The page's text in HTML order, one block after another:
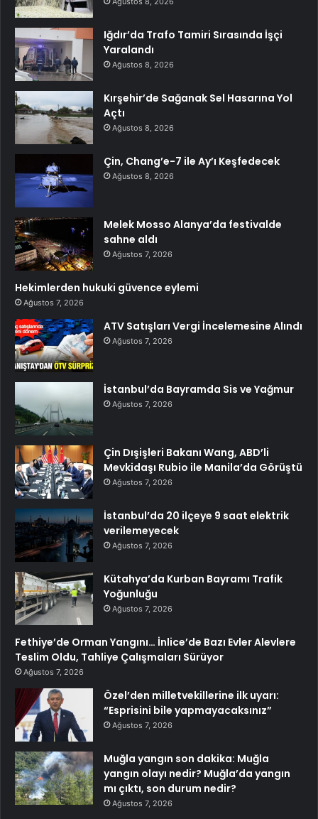
Iğdır’da Trafo Tamiri Sırasında İşçi
Yaralandı
Ağustos 8, 2026
Kırşehir’de Sağanak Sel Hasarına Yol
Açtı
Ağustos 8, 2026
Çin, Chang’e-7 ile Ay’ı Keşfedecek
Ağustos 8, 2026
Melek Mosso Alanya’da festivalde
sahne aldı
Ağustos 7, 2026
Hekimlerden hukuki güvence eylemi
Ağustos 7, 2026
ATV Satışları Vergi İncelemesine Alındı
Ağustos 7, 2026
İstanbul’da Bayramda Sis ve Yağmur
Ağustos 7, 2026
Çin Dışişleri Bakanı Wang, ABD’li
Mevkidaşı Rubio ile Manila’da Görüştü
Ağustos 7, 2026
İstanbul’da 20 ilçeye 9 saat elektrik
verilemeyecek
Ağustos 7, 2026
Kütahya’da Kurban Bayramı Trafik
Yoğunluğu
Ağustos 7, 2026
Fethiye’de Orman Yangını… İnlice’de Bazı Evler Alevlere
Teslim Oldu, Tahliye Çalışmaları Sürüyor
Ağustos 7, 2026
Özel’den milletvekillerine ilk uyarı:
“Esprisini bile yapmayacaksınız”
Ağustos 7, 2026
Muğla yangın son dakika: Muğla
yangın olayı nedir? Muğla’da yangın
mı çıktı, son durum nedir?
Ağustos 7, 2026